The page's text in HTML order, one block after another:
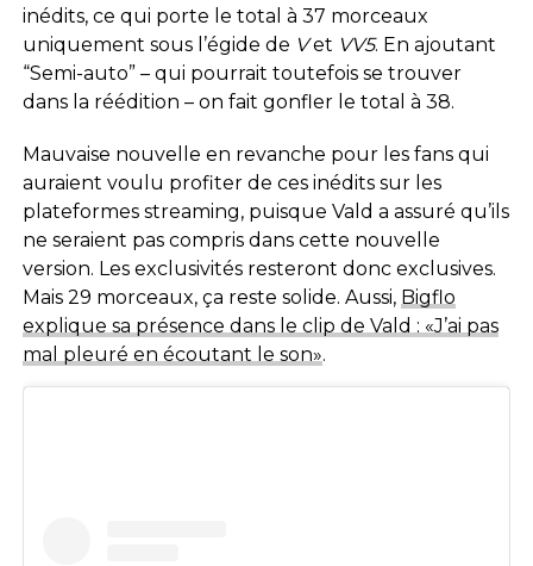
inédits, ce qui porte le total à 37 morceaux
uniquement sous l’égide de Vet VV5. En ajoutant
“Semi-auto” – qui pourrait toutefois se trouver
dans la réédition – on fait gonfler le total à 38.
Mauvaise nouvelle en revanche pour les fans qui
auraient voulu profiter de ces inédits sur les
plateformes streaming, puisque Vald a assuré qu’ils
ne seraient pas compris dans cette nouvelle
version. Les exclusivités resteront donc exclusives.
Mais 29 morceaux, ça reste solide. Aussi, Bigflo
explique sa présence dans le clip de Vald : «J’ai pas
mal pleuré en écoutant le son».